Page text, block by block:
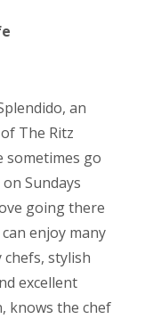
an
The Ritz
sometimes go
Sundays
going there
enjoy many
stylish
excellent
knows the chef